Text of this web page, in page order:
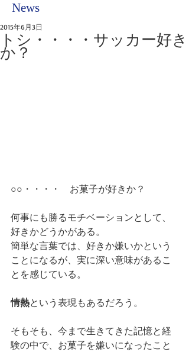
News
トシ・・・・サッカー好き
か？
2015年6月3日
○○・・・・　お菓子が好きか？
何事にも勝るモチベーションとして、
好きかどうかがある。
簡単な言葉では、好きか嫌いかという
ことになるが、実に深い意味があるこ
とを感じている。
情熱という表現もあるだろう。
そもそも、今まで生きてきた記憶と経
験の中で、お菓子を嫌いになったこと